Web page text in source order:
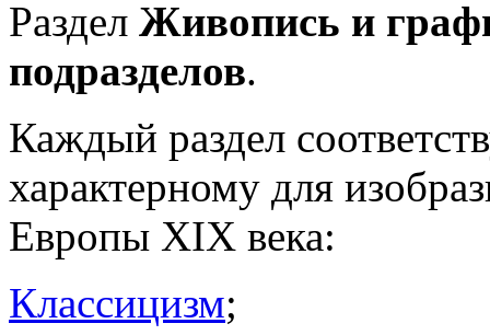
Раздел Живопись и
подразделов.
Каждый раздел
характерному для
Европы XIX века:
Классицизм;